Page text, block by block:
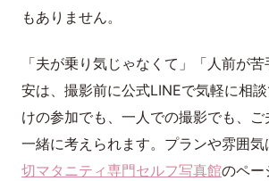
もありません。
「夫が乗り気じゃなくて」「人前が
安は、撮影前に公式LINEで気軽に相
けの参加でも、一人での撮影でも、
一緒に考えられます。プランや雰囲気
切マタニティ専門セルフ写真館のペー